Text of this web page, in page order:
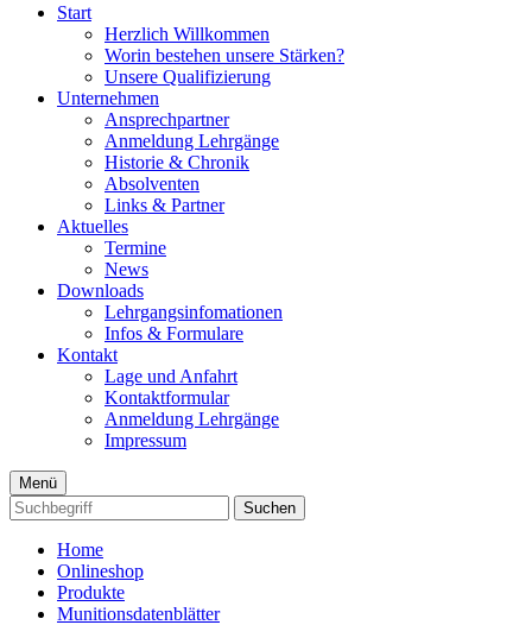
Start
Herzlich Willkommen
Worin bestehen unsere Stärken?
Unsere Qualifizierung
Unternehmen
Ansprechpartner
Anmeldung Lehrgänge
Historie & Chronik
Absolventen
Links & Partner
Aktuelles
Termine
News
Downloads
Lehrgangsinfomationen
Infos & Formulare
Kontakt
Lage und Anfahrt
Kontaktformular
Anmeldung Lehrgänge
Impressum
Menü
Suchen
Home
Onlineshop
Produkte
Munitionsdatenblätter